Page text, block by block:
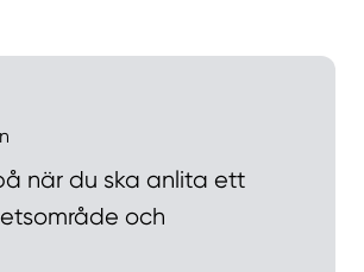
när du ska anlita ett
och